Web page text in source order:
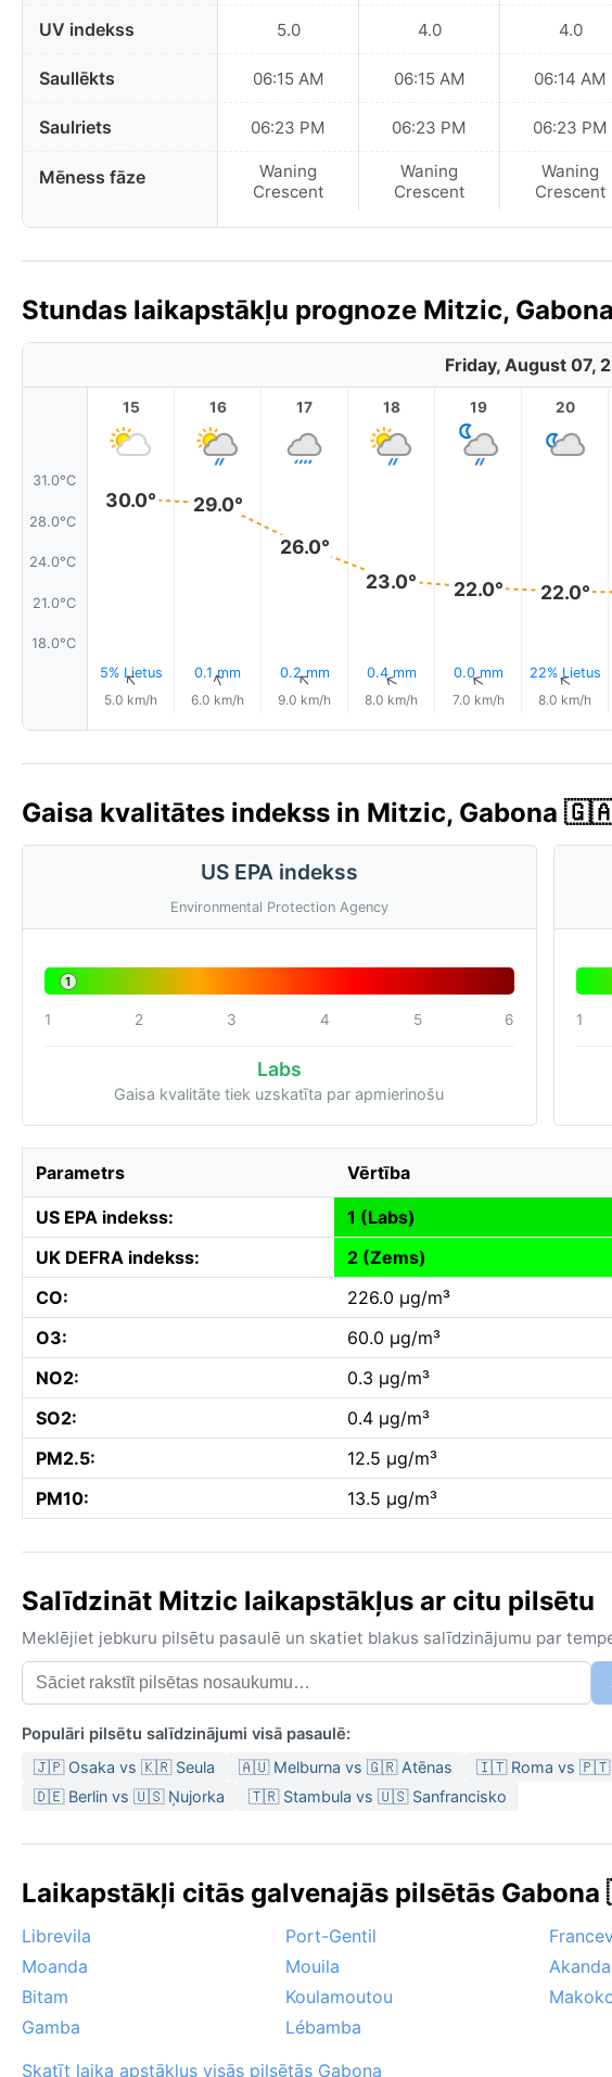
UV indekss
Saullēkts
Saulriets
Mēness fāze
5.0
06:15 AM
06:23 PM
Waning
Crescent
4.0
06:15 AM
06:23 PM
Waning
Crescent
4.0
06:14 AM
06:23 PM
Waning
Crescent
Stundas laikapstākļu prognoze Mitzic,
Friday, August 07,
31.0°C
28.0°C
24.0°C
21.0°C
18.0°C
15
30.0°
5% Lietus
↑
5.0 km/h
16
29.0°
0.1 mm
↑
6.0 km/h
17
26.0°
0.2 mm
↑
9.0 km/h
18
23.0°
0.4 mm
↑
8.0 km/h
19
22.0°
0.0 mm
↑
7.0 km/h
20
22.0°
22% Lietus
↑
8.0 km/h
Gaisa kvalitātes indekss in Mitzic, Gabona
US EPA indekss
Environmental Protection Agency
1
1 2 3 4 5 6
Labs
Gaisa kvalitāte tiek uzskatīta par apmierinošu
1
Parametrs Vērtība
US EPA indekss:
1 (Labs)
UK DEFRA indekss:
2 (Zems)
CO:
226.0 µg/m³
O3:
60.0 µg/m³
NO2:
0.3 µg/m³
SO2:
0.4 µg/m³
PM2.5:
12.5 µg/m³
PM10:
13.5 µg/m³
Salīdzināt Mitzic laikapstākļus ar citu pilsētu
Meklējiet jebkuru pilsētu pasaulē un skatiet blakus salīdzinājumu par
Populāri pilsētu salīdzinājumi visā pasaulē:
🇯🇵 Osaka vs 🇰🇷 Seula 🇦🇺 Melburna vs 🇬🇷 Atēnas 🇮🇹 Roma vs 🇵🇹
🇩🇪 Berlin vs 🇺🇸 Ņujorka
🇹🇷 Stambula vs 🇺🇸 Sanfrancisko
Laikapstākļi citās galvenajās pilsētās
Librevila Port-Gentil
Moanda
Mouila Akanda
Bitam
Koulamoutou
Gamba
Lébamba
Skatīt laika apstākļus visās pilsētās Gabona